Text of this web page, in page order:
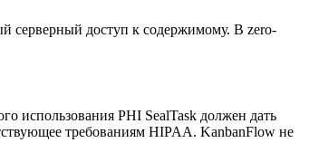
серверный доступ к содержимому. В zero-
использования PHI SealTask должен дать
требованиям HIPAA. KanbanFlow не